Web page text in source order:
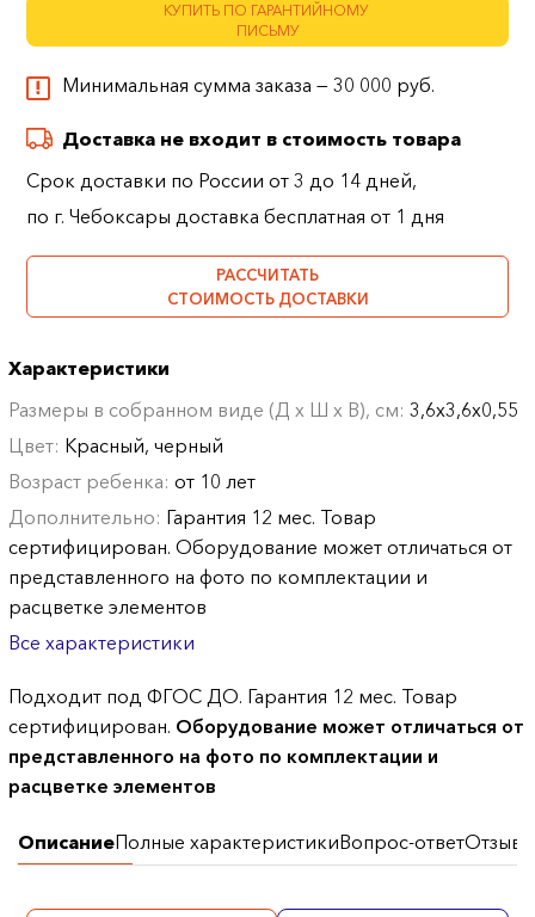
КУПИТЬ ПО ГАРАНТИЙНОМУ
ПИСЬМУ
Минимальная сумма заказа — 30 000 руб.
Доставка не входит в стоимость товара
Срок доставки по России от 3 до 14 дней,
по г. Чебоксары доставка бесплатная от 1 дня
РАССЧИТАТЬ
СТОИМОСТЬ ДОСТАВКИ
Характеристики
Размеры в собранном виде (Д х Ш х В), см:3,6х3,6х0,55
Цвет: Красный, черный
Возраст ребенка:от 10 лет
Дополнительно: Гарантия 12 мес. Товар
сертифицирован. Оборудование может отличаться от
представленного на фото по комплектации и
расцветке элементов
Все характеристики
Подходит под ФГОС ДО. Гарантия 12 мес. Товар
сертифицирован. Оборудование может отличаться от
представленного на фото по комплектации и
расцветке элементов
ОписаниеПолные характеристикиВопрос-ответОтзывы